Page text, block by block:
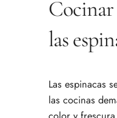
Cocinar
las
Las espinacas
las cocinas